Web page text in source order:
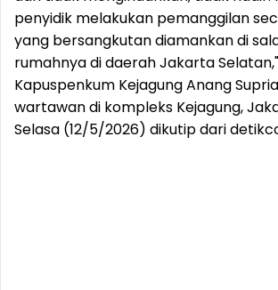
penyidik melakukan pemanggilan
yang bersangkutan diamankan di
rumahnya di daerah Jakarta
Kapuspenkum Kejagung Anang
wartawan di kompleks Kejagung,
Selasa (12/5/2026) dikutip dari